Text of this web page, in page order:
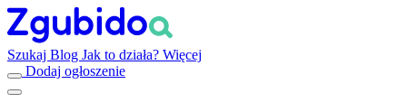
Szukaj Blog Jak to działa? Więcej
Dodaj ogłoszenie